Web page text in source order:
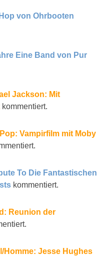
von Ohrbooten
Eine Band von Pur
Jackson: Mit
kommentiert.
Vampirfilm mit Moby
To Die Fantastischen
kommentiert.
Reunion der
Homme: Jesse Hughes